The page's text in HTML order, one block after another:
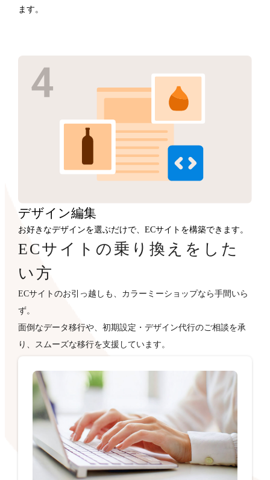
ます。
デザイン編集
お好きなデザインを選ぶだけで、ECサイトを構築できます。
ECサイトの乗り換えをした
い方
ECサイトのお引っ越しも、カラーミーショップなら手間いら
ず。
面倒なデータ移行や、初期設定・デザイン代行のご相談を承
り、スムーズな移行を支援しています。